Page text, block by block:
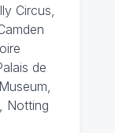
Circus,
de
Notting